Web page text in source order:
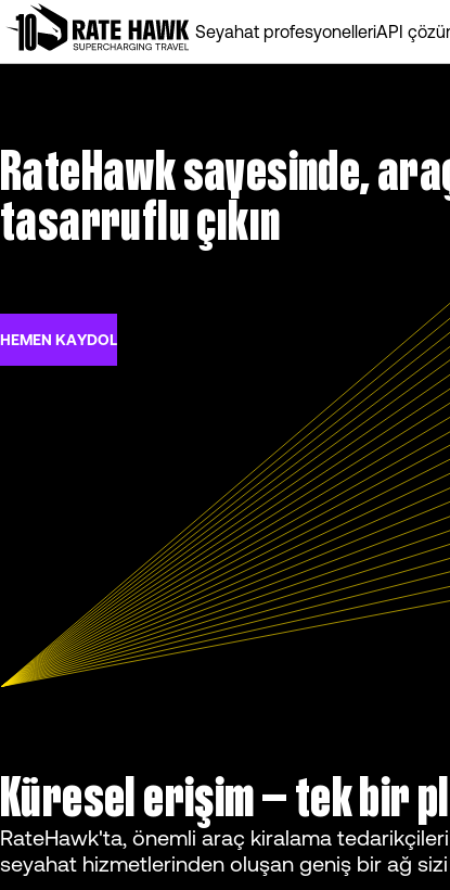
Seyahat profesyonelleriAPI
RateHawk sayesinde,
tasarruflu çıkın
HEMEN KAYDOL
Küresel erişim — tek bir
RateHawk'ta, önemli araç kiralama
seyahat hizmetlerinden oluşan geniş bir ağ